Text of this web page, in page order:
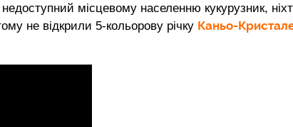
місцевому населенню кукурузник,
не відкрили 5-кольорову річку Каньо-